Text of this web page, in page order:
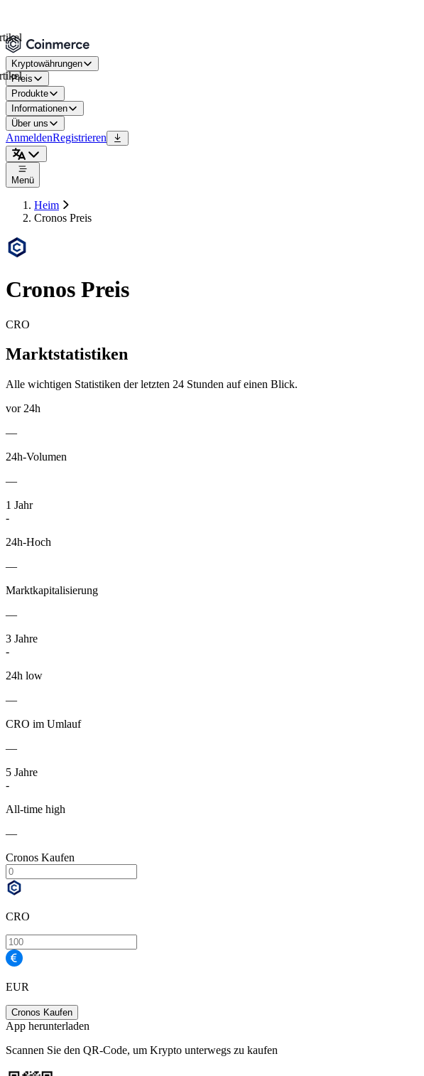
Kryptowährungen
Preis
Produkte
Informationen
Über uns
AnmeldenRegistrieren
Menü
Heim
Cronos Preis
Cronos Preis
CRO
Marktstatistiken
Alle wichtigen Statistiken der letzten 24 Stunden auf einen Blick.
vor 24h
—
24h-Volumen
—
1 Jahr
-
24h-Hoch
—
Marktkapitalisierung
—
3 Jahre
-
24h low
—
CRO im Umlauf
—
5 Jahre
-
All-time high
—
Cronos Kaufen
CRO
EUR
Cronos Kaufen
App herunterladen
Scannen Sie den QR-Code, um Krypto unterwegs zu kaufen